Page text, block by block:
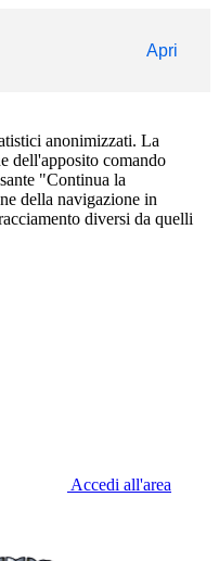
Apri
anonimizzati. La
dell'apposito comando
"Continua la
della navigazione in
diversi da quelli
Accedi all'area